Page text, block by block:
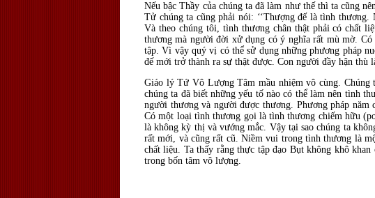
Nếu bậc Thầy của chúng ta đã làm như thế thì ta cũng
Tử chúng ta cũng phải nói: ‘‘Thượng đế là tình
Và theo chúng tôi, tình thương chân thật phải có chất
thương mà người đời xử dụng có ý nghĩa rất mù mờ.
tập. Vì vậy quý vị có thể sử dụng những phương pháp
đế mới trở thành ra sự thật được. Con người đầy hận thù
Giáo lý Tứ Vô Lượng Tâm mầu nhiệm vô cùng. Chúng
chúng ta đã biết những yếu tố nào có thể làm nên tình
người thương và người được thương. Phương pháp năm
Có một loại tình thương gọi là tình thương chiếm hữu
là không kỳ thị và vướng mắc. Vậy tại sao chúng ta
rất mới, và cũng rất cũ. Niềm vui trong tình thương là
chất liệu. Ta thấy rằng thực tập đạo Bụt không khô
trong bốn tâm vô lượng.